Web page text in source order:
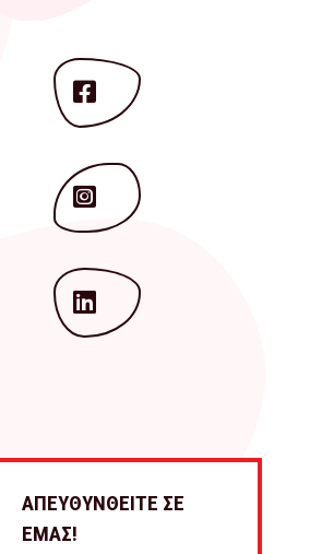
ΑΠΕΥΘΥΝΘΕΙΤΕ ΣΕ
ΕΜΑΣ!